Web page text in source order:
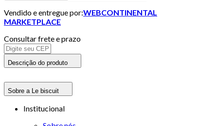
Vendido e entregue por:WEBCONTINENTAL
MARKETPLACE
Consultar frete e prazo
Descrição do produto
Sobre a Le biscuit
Institucional